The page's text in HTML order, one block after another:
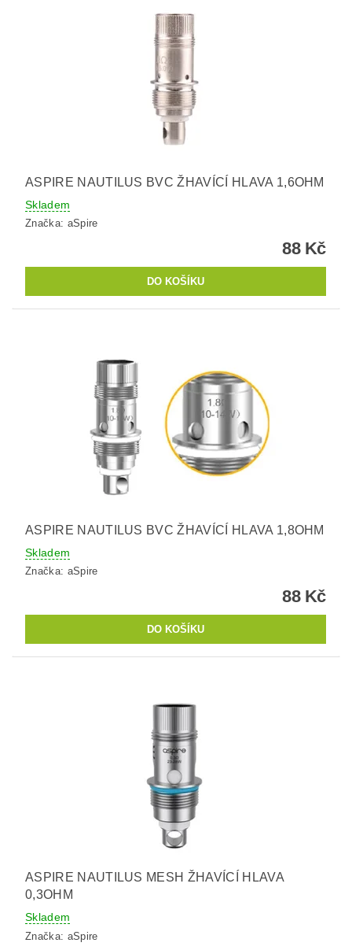
ASPIRE NAUTILUS BVC ŽHAVÍCÍ HLAVA 1,6OHM
Skladem
Značka: aSpire
88 Kč
ASPIRE NAUTILUS BVC ŽHAVÍCÍ HLAVA 1,8OHM
Skladem
Značka: aSpire
88 Kč
ASPIRE NAUTILUS MESH ŽHAVÍCÍ HLAVA
0,3OHM
Skladem
Značka: aSpire